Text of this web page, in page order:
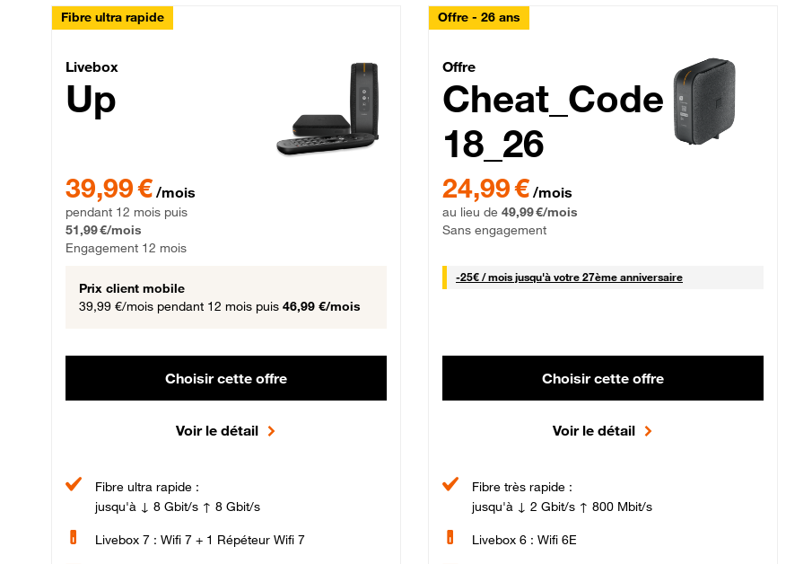
Fibre ultra rapide
Livebox Up Fibre
Livebox
Up
39,99 € /mois
pendant 12 mois puis
51,99 €/mois
Engagement 12 mois
Prix client mobile
39,99 €/mois pendant 12 mois puis 46,99 €/mois
Choisir cette offre
Voir le détail
Fibre ultra rapide :
jusqu'à ↓ 8 Gbit/s ↑ 8 Gbit/s
Livebox 7 : Wifi 7 + 1 Répéteur Wifi 7
Offre - 26 ans
Cheat_Code Fibre_18_26
Offre
Cheat_Code
18_26
24,99 € /mois
au lieu de 49,99 €/mois
Sans engagement
-25€ / mois25 € par mois
jusqu'à votre 27ème anniversaire
Choisir cette offre
Voir le détail
Fibre très rapide :
jusqu'à ↓ 2 Gbit/s ↑ 800 Mbit/s
Livebox 6 : Wifi 6E